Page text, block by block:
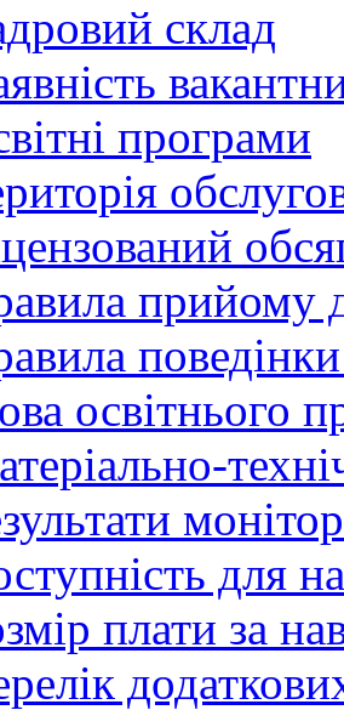
склад
програми
прийому
освітнього
для
плати за